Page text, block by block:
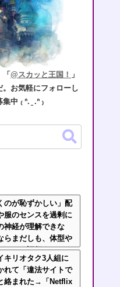
「@スカッと王国！ 」
お気軽にフォローし
中 ₍ ᐢ. ̫ .ᐢ ₎
のが恥ずかしい」配
服のセンスを過剰に
神経が理解できな
らまだしも、体型や
ナーを評価するなよ
キリオタク3人組に
れて「違法サイトで
絡まれた→「Netflix